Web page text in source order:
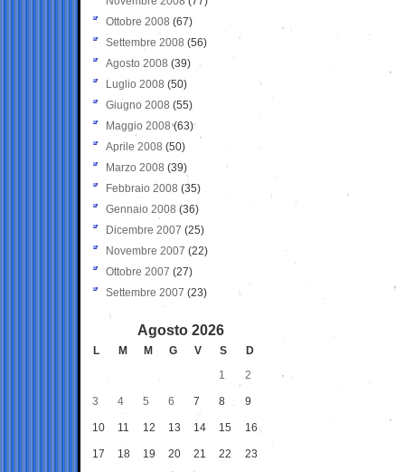
Ottobre 2008 (67)
Settembre 2008 (56)
Agosto 2008 (39)
Luglio 2008 (50)
Giugno 2008 (55)
Maggio 2008(63)
Aprile 2008 (50)
Marzo 2008 (39)
Febbraio 2008 (35)
Gennaio 2008 (36)
Dicembre 2007 (25)
Novembre 2007 (22)
Ottobre 2007 (27)
Settembre 2007 (23)
Agosto 2026
L M M G V S
D
1
2
3 4 5 6 7 8 9
10 11 12 13 14 15 16
17 18 19 20 21 22 23